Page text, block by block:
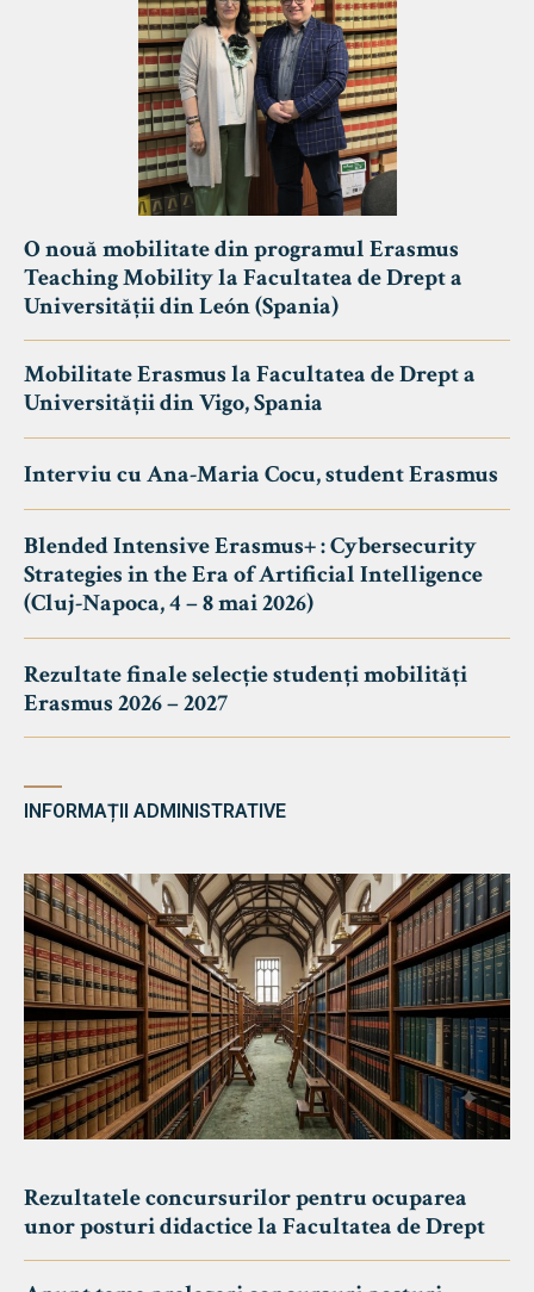
O nouă mobilitate din programul Erasmus
Teaching Mobility la Facultatea de Drept a
Universității din León (Spania)
Mobilitate Erasmus la Facultatea de Drept a
Universității din Vigo, Spania
Interviu cu Ana-Maria Cocu, student Erasmus
Blended Intensive Erasmus+ : Cybersecurity
Strategies in the Era of Artificial Intelligence
(Cluj-Napoca, 4 – 8 mai 2026)
Rezultate finale selecție studenți mobilități
Erasmus 2026 – 2027
INFORMAȚII ADMINISTRATIVE
Rezultatele concursurilor pentru ocuparea
unor posturi didactice la Facultatea de Drept